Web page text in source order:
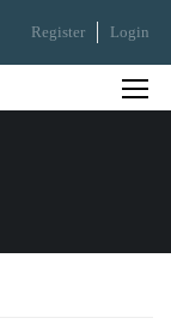
Register Login